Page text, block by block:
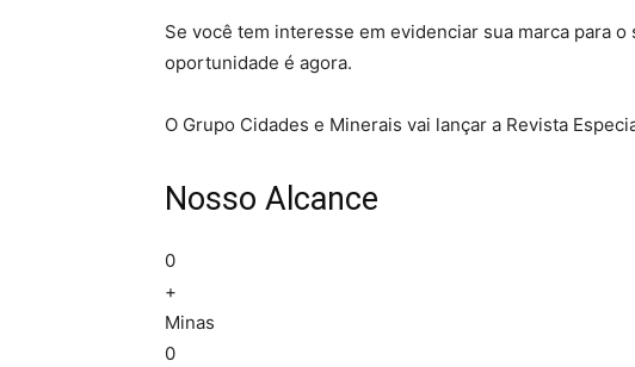
Se você tem interesse em evidenciar sua marca para
oportunidade é agora.
O Grupo Cidades e Minerais vai lançar a Revista
Nosso Alcance
0
+
Minas
0